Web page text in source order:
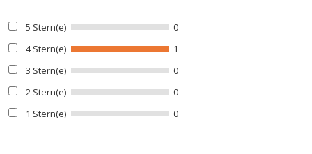
5 Stern(e)
0
4 Stern(e)
1
3 Stern(e)
0
2 Stern(e)
0
1 Stern(e)
0